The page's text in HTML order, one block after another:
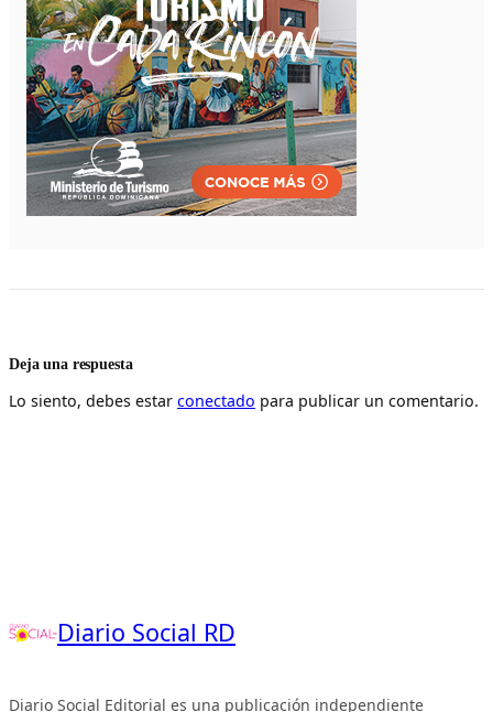
Deja una respuesta
Lo siento, debes estar conectado para publicar un comentario.
Diario Social RD
Diario Social Editorial es una publicación independiente